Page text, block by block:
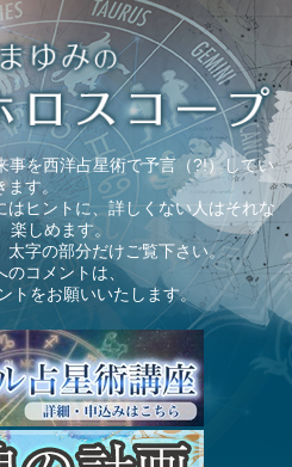
事を西洋占星術で予言（?!）してい
ます。
ヒントに、詳しくない人はそれな
楽しめます。
太字の部分だけご覧下さい。
のコメントは、
トをお願いいたします。